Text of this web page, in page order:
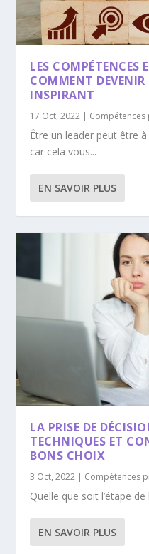
LES COMPÉTENCES
COMMENT DEVENIR
INSPIRANT
17 Oct, 2022 |
Être un leader peut être
car cela vous...
EN SAVOIR PLUS
LA PRISE DE
TECHNIQUES ET
BONS CHOIX
3 Oct, 2022 | Compétences
Quelle que soit l’étape
EN SAVOIR PLUS